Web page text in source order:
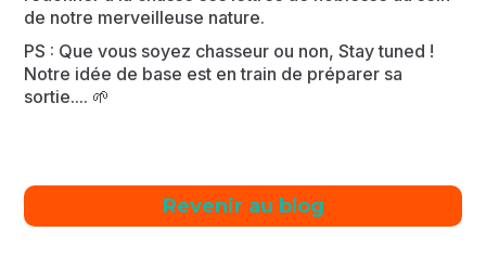
de notre merveilleuse nature.
PS : Que vous soyez chasseur ou non, Stay tuned !
Notre idée de base est en train de préparer sa
sortie.... 🌱
Revenir au blog